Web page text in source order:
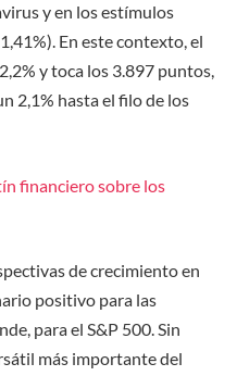
y en los estímulos
En este contexto, el
y toca los 3.897 puntos,
2,1% hasta el filo de los
financiero sobre los
de crecimiento en
positivo para las
para el S&P 500. Sin
más importante del